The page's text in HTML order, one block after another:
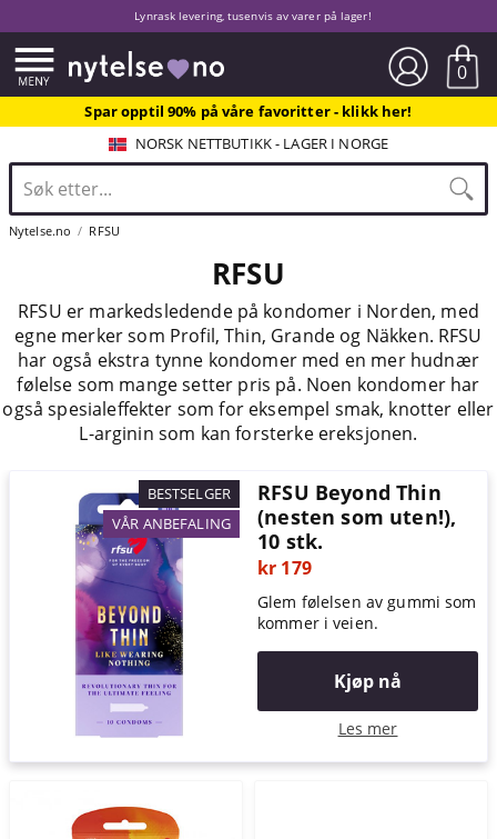
Lynrask levering, tusenvis av varer på lager!
0
Spar opptil 90% på våre favoritter - klikk her!
NORSK NETTBUTIKK - LAGER I NORGE
Nytelse.no RFSU
RFSU
RFSU er markedsledende på kondomer i Norden, med
egne merker som Profil, Thin, Grande og Näkken. RFSU
har også ekstra tynne kondomer med en mer hudnær
følelse som mange setter pris på. Noen kondomer har
også spesialeffekter som for eksempel smak, knotter eller
L-arginin som kan forsterke ereksjonen.
BESTSELGER
VÅR ANBEFALING
RFSU Beyond Thin
(nesten som uten!),
10 stk.
kr 179
Glem følelsen av gummi som
kommer i veien.
Kjøp nå
Les mer